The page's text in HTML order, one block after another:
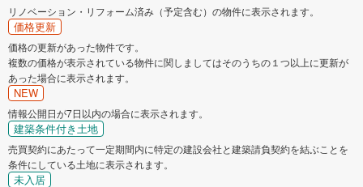
リノベーション・リフォーム済み（予定含む）の物件に表示されます。
価格更新
価格の更新があった物件です。
複数の価格が表示されている物件に関しましてはそのうちの１つ以上に更新が
あった場合に表示されます。
NEW
情報公開日が7日以内の場合に表示されます。
建築条件付き土地
売買契約にあたって一定期間内に特定の建設会社と建築請負契約を結ぶことを
条件にしている土地に表示されます。
未入居